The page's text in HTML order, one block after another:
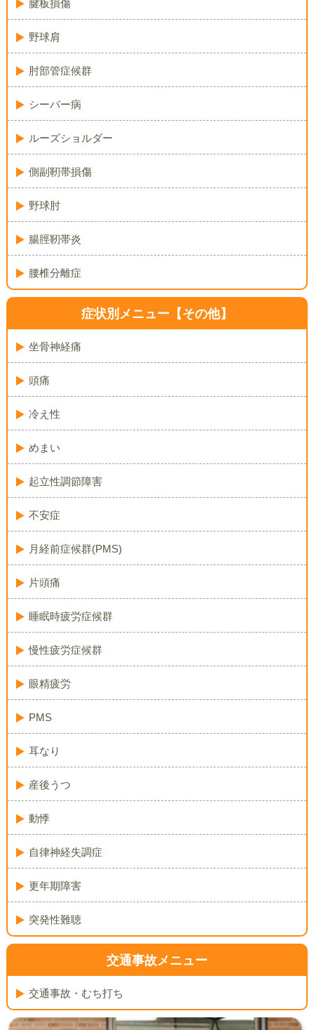
腱板損傷
野球肩
肘部管症候群
シーバー病
ルーズショルダー
側副靭帯損傷
野球肘
腸脛靭帯炎
腰椎分離症
症状別メニュー【その他】
坐骨神経痛
頭痛
冷え性
めまい
起立性調節障害
不安症
月経前症候群(PMS)
片頭痛
睡眠時疲労症候群
慢性疲労症候群
眼精疲労
PMS
耳なり
産後うつ
動悸
自律神経失調症
更年期障害
突発性難聴
交通事故メニュー
交通事故・むち打ち